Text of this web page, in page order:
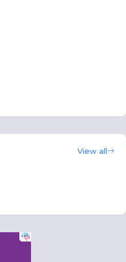
View all